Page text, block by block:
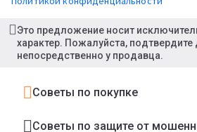
Это предложение носит
характер. Пожалуйста, подтвердите
непосредственно у продавца.
Советы по покупке
Советы по защите от